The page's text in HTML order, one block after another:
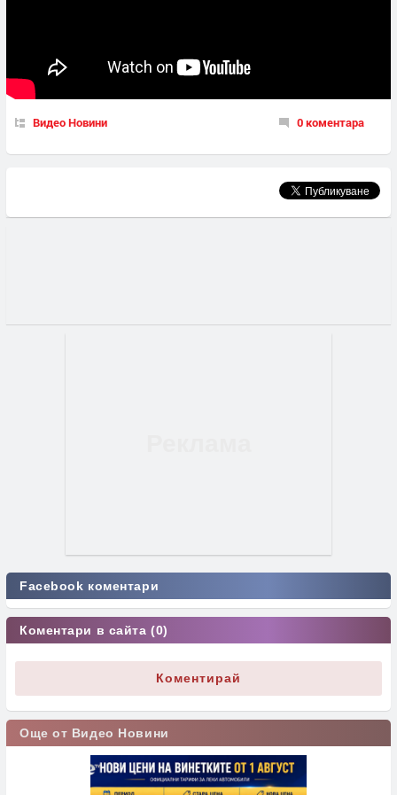
Видео Новини 0 коментара
Facebook коментари
Коментари в сайта (0)
Коментирай
Още от Видео Новини